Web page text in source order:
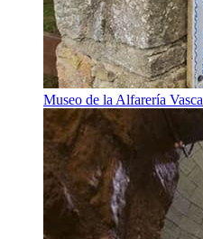
Museo de la Alfarería Vasca